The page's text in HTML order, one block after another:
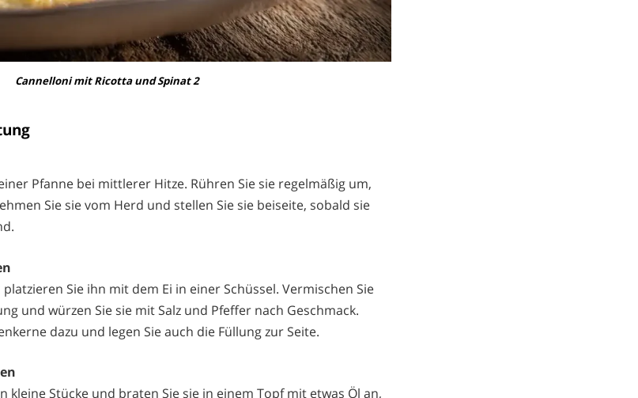
Cannelloni mit Ricotta und Spinat 2
Pfanne bei mittlerer Hitze. Rühren Sie sie regelmäßig um,
Sie sie vom Herd und stellen Sie sie beiseite, sobald sie
Sie ihn mit dem Ei in einer Schüssel. Vermischen Sie
und würzen Sie sie mit Salz und Pfeffer nach Geschmack.
dazu und legen Sie auch die Füllung zur Seite.
kleine Stücke und braten Sie sie in einem Topf mit etwas Öl an,